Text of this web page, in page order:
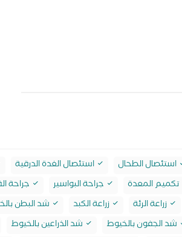
استئصال الطحال استئصال الغدة الدرقية
تكميم المعدة جراحة البواسير جراحة
زراعة الرئة زراعة الكبد شد البطن
شد الجفون بالخيوط شد الذراعين بالخيوط